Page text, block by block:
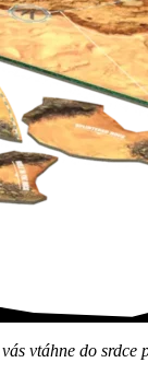
vtáhne do srdce